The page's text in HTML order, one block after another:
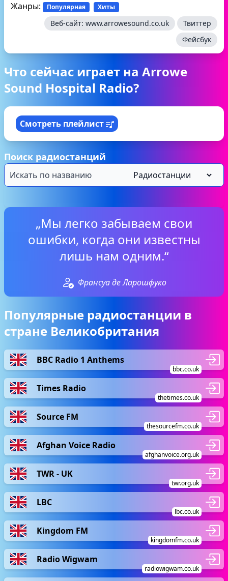
Жанры: Популярная Хиты
Веб-сайт: www.arrowesound.co.uk
Твиттер
Фейсбук
Что сейчас играет на Arrowe
Sound Hospital Radio?
Смотреть плейлист
Поиск радиостанций
„Мы легко забываем свои
ошибки, когда они известны
лишь нам одним.“
Франсуа де Ларошфуко
Популярные радиостанции в
стране Великобритания
BBC Radio 1 Anthems
bbc.co.uk
Times Radio
thetimes.co.uk
Source FM
thesourcefm.co.uk
Afghan Voice Radio
afghanvoice.org.uk
TWR - UK
twr.org.uk
LBC
lbc.co.uk
Kingdom FM
kingdomfm.co.uk
Radio Wigwam
radiowigwam.co.uk